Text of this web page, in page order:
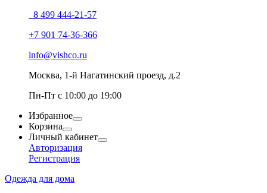
8 499 444-21-57
+7 901 74-36-366
info@vishco.ru
Москва, 1-й Нагатинский проезд, д.2
Пн-Пт с 10:00 до 19:00
Избранное
Корзина
Личный кабинет
Авторизация
Регистрация
Одежда для дома